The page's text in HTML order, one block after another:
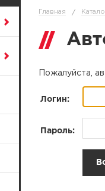
Главная /
Пожалуйста,
Логин:
Пароль: